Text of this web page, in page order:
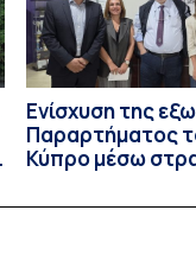
Ενίσχυση της
Παραρτήματος
Κύπρο μέσω